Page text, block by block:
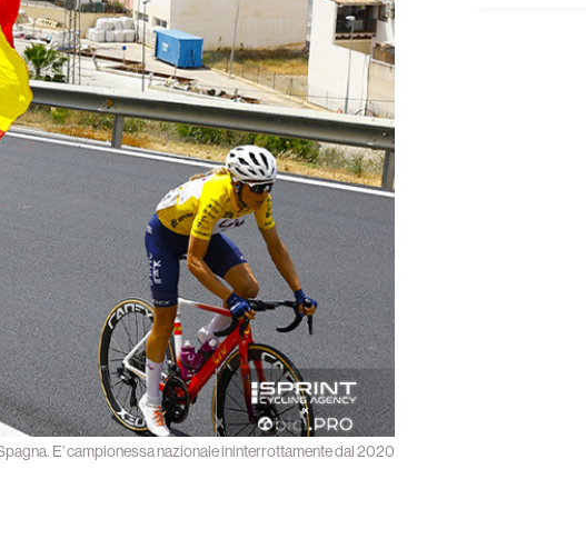
E’ campionessa nazionale ininterrottamente dal 2020